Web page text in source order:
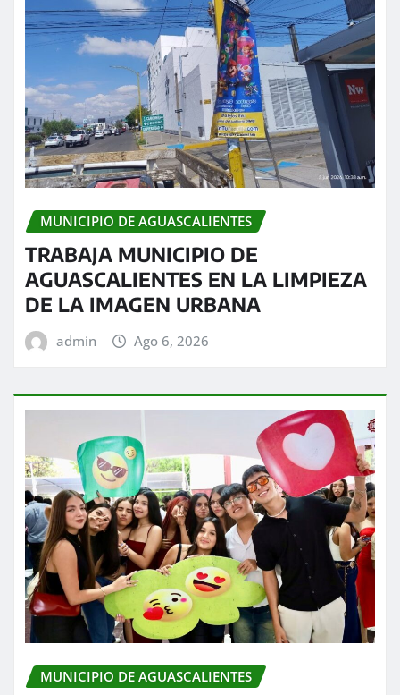
MUNICIPIO DE AGUASCALIENTES
TRABAJA MUNICIPIO DE
AGUASCALIENTES EN LA LIMPIEZA
DE LA IMAGEN URBANA
admin Ago 6, 2026
MUNICIPIO DE AGUASCALIENTES